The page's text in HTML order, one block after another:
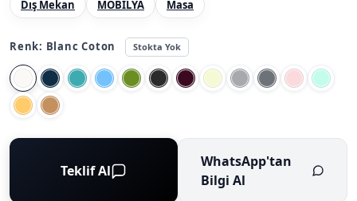
Dış Mekan MOBİLYA Masa
Renk: Blanc Coton Stokta Yok
Teklif Al
WhatsApp'tan
Bilgi Al